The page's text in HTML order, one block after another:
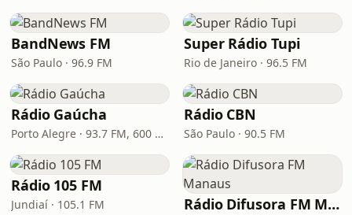
BandNews FM
São Paulo · 96.9 FM
Super Rádio Tupi
Rio de Janeiro · 96.5 FM
Rádio Gaúcha
Porto Alegre · 93.7 FM, 600 AM
Rádio CBN
São Paulo · 90.5 FM
Rádio 105 FM
Jundiaí · 105.1 FM Rádio Difusora FM Manaus